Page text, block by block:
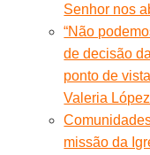
Senhor nos
“Não
de decisão
ponto de
Valeria López
missão da